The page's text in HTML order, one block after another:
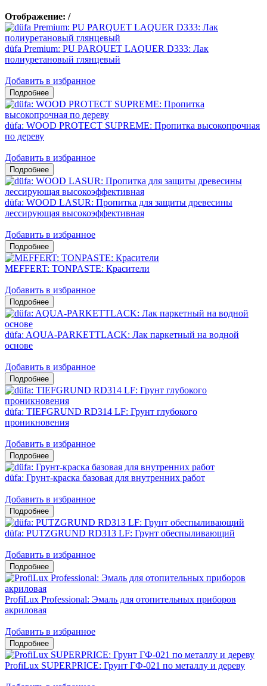
Отображение: /
düfa Premium: PU PARQUET LAQUER D333: Лак
полиуретановый глянцевый
Добавить в избранное
düfa: WOOD PROTECT SUPREME: Пропитка высокопрочная
по дереву
Добавить в избранное
düfa: WOOD LASUR: Пропитка для защиты древесины
лессирующая высокоэффективная
Добавить в избранное
MEFFERT: TONPASTE: Красители
Добавить в избранное
düfa: AQUA-PARKETTLACK: Лак паркетный на водной
основе
Добавить в избранное
düfa: TIEFGRUND RD314 LF: Грунт глубокого
проникновения
Добавить в избранное
düfa: Грунт-краска базовая для внутренних работ
Добавить в избранное
düfa: PUTZGRUND RD313 LF: Грунт обеспыливающий
Добавить в избранное
ProfiLux Professional: Эмаль для отопительных приборов
акриловая
Добавить в избранное
ProfiLux SUPERPRICE: Грунт ГФ-021 по металлу и дереву